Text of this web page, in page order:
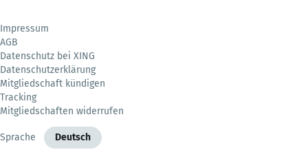
Impressum
AGB
Datenschutz bei XING
Datenschutzerklärung
Mitgliedschaft kündigen
Tracking
Mitgliedschaften widerrufen
Sprache Deutsch